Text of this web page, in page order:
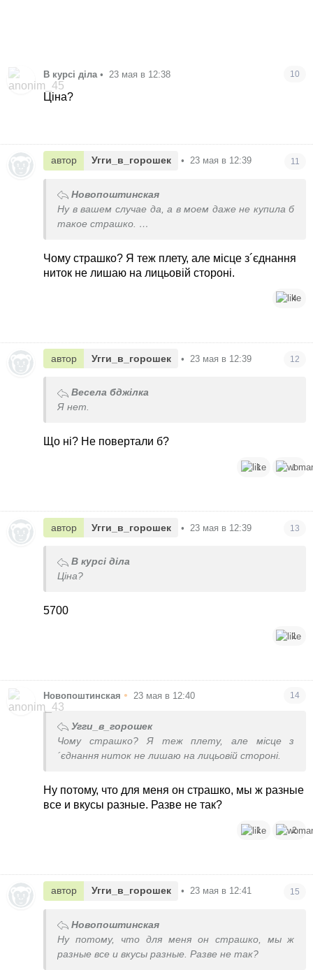
В курсі діла • 23 мая в 12:38 10
Ціна?
автор Угги_в_горошек • 23 мая в 12:39 11
Новопоштинская
Ну в вашем случае да, а в моем даже не купила б
такое страшко.
особенность плетения. Типа нитка закончилась
и другая началась
Чому страшко? Я теж плету, але місце з´єднання
ниток не лишаю на лицьовій стороні.
4
автор Угги_в_горошек • 23 мая в 12:39 12
Весела бджілка
Я нет.
Що ні? Не повертали б?
1 1
автор Угги_в_горошек • 23 мая в 12:39 13
В курсі діла
Ціна?
5700
1
Новопоштинская • 23 мая в 12:40 14
Угги_в_горошек
Чому страшко? Я теж плету, але місце з
´єднання ниток не лишаю на лицьовій стороні.
Ну потому, что для меня он страшко, мы ж разные
все и вкусы разные. Разве не так?
1 2
автор Угги_в_горошек • 23 мая в 12:41 15
Новопоштинская
Ну потому, что для меня он страшко, мы ж
разные все и вкусы разные. Разве не так?